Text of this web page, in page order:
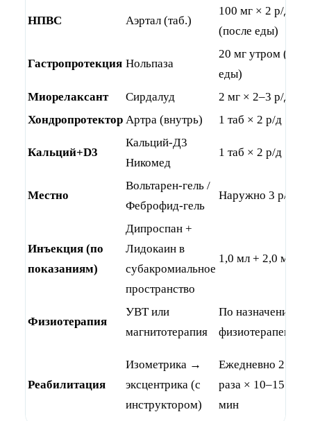
НПВС Аэртал (таб.)
100 мг × 2 р/д
(после еды)
Гастропротекция Нольпаза
20 мг утром (до
еды)
Миорелаксант Сирдалуд 2 мг × 2–3 р/д
Хондропротектор Артра (внутрь) 1 таб × 2 р/д
Кальций+D3
Кальций-Д3
Никомед
1 таб × 2 р/д
Местно
Вольтарен-гель /
Феброфид-гель
Наружно 3 р/д
Инъекция (по
показаниям)
Дипроспан +
Лидокаин в
субакромиальное
пространство
1,0 мл + 2,0 мл
Физиотерапия
УВТ или
магнитотерапия
По назначению
физиотерапевта
Реабилитация
Изометрика →
эксцентрика (с
инструктором)
Ежедневно 2
раза × 10–15
мин